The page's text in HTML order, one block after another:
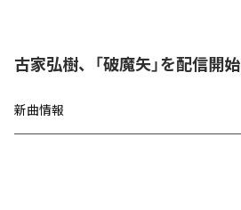
古家弘樹、「破魔矢」を配信開始
新曲情報